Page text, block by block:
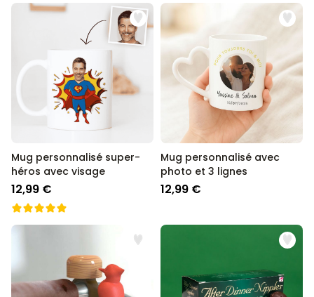
Mug personnalisé super-
héros avec visage
12,99 €
Mug personnalisé avec
photo et 3 lignes
12,99 €